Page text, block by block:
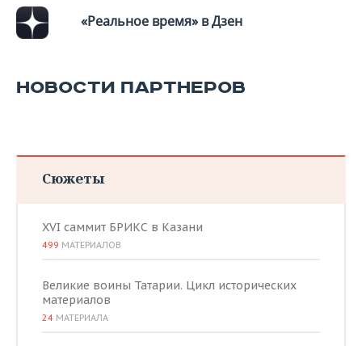
«Реальное время» в Дзен
НОВОСТИ ПАРТНЕРОВ
Сюжеты
XVI саммит БРИКС в Казани
499 МАТЕРИАЛОВ
Великие воины Татарии. Цикл исторических
материалов
24 МАТЕРИАЛА